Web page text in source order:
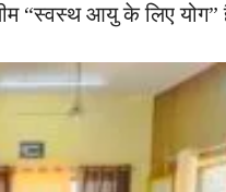
“स्वस्थ आयु के लिए योग”